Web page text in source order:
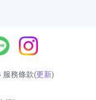
服務條款(更新)